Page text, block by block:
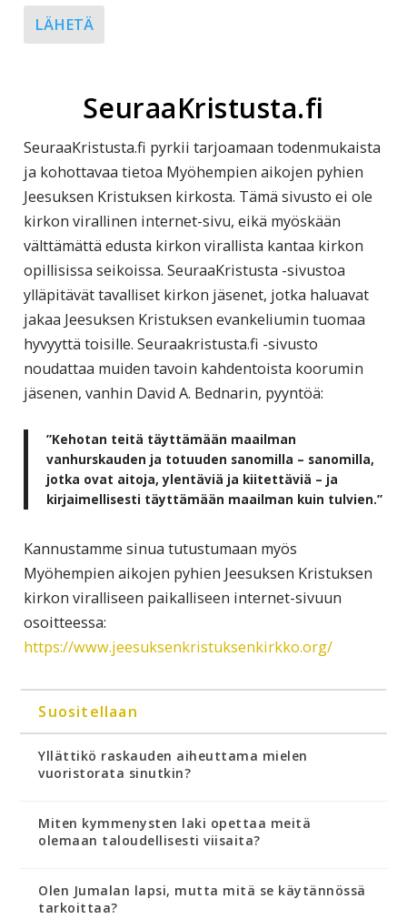
​SeuraaKristusta.fi
SeuraaKristusta.fi pyrkii tarjoamaan todenmukaista
ja kohottavaa tietoa Myöhempien aikojen pyhien
Jeesuksen Kristuksen kirkosta. Tämä sivusto ei ole
kirkon virallinen internet-sivu, eikä myöskään
välttämättä edusta kirkon virallista kantaa kirkon
opillisissa seikoissa. SeuraaKristusta -sivustoa
ylläpitävät tavalliset kirkon jäsenet, jotka haluavat
jakaa Jeesuksen Kristuksen evankeliumin tuomaa
hyvyyttä toisille. Seuraakristusta.fi -sivusto
noudattaa muiden tavoin kahdentoista koorumin
jäsenen, vanhin David A. Bednarin, pyyntöä:
”Kehotan teitä täyttämään maailman
vanhurskauden ja totuuden sanomilla – sanomilla,
jotka ovat aitoja, ylentäviä ja kiitettäviä – ja
kirjaimellisesti täyttämään maailman kuin tulvien.”
Kannustamme sinua tutustumaan myös
Myöhempien aikojen pyhien Jeesuksen Kristuksen
kirkon viralliseen paikalliseen internet-sivuun
osoitteessa:
https://www.jeesuksenkristuksenkirkko.org/
Suositellaan
Yllättikö raskauden aiheuttama mielen
vuoristorata sinutkin?
Miten kymmenysten laki opettaa meitä
olemaan taloudellisesti viisaita?
Olen Jumalan lapsi, mutta mitä se käytännössä
tarkoittaa?